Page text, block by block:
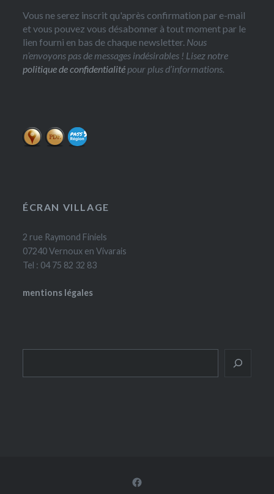
Vous ne serez inscrit qu'après confirmation par e-mail
et vous pouvez vous désabonner à tout moment par le
lien fourni en bas de chaque newsletter. Nous
n’envoyons pas de messages indésirables ! Lisez notre
politique de confidentialité pour plus d’informations.
ÉCRAN VILLAGE
2 rue Raymond Finiels
07240 Vernoux en Vivarais
Tel : 04 75 82 32 83
mentions légales
Facebook